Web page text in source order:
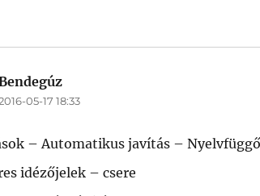
05-17 18:33
– Automatikus javítás –
idézőjelek – csere